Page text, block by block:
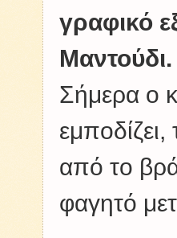
γραφικό
Μαντούδι.
Σήμερα ο
από το
φαγητό